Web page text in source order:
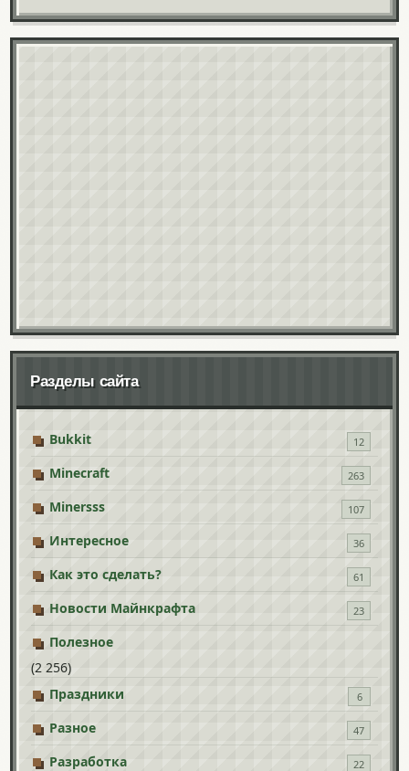
Разделы сайта
Bukkit 12
Minecraft 263
Minersss 107
Интересное 36
Как это сделать? 61
Новости Майнкрафта 23
Полезное
(2 256)
Праздники
6
Разное 47
Разработка 22